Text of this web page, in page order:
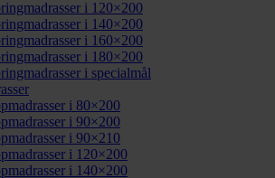
i 120×200
i 140×200
i 160×200
i 180×200
i specialmål
i 80×200
i 90×200
i 90×210
i 120×200
i 140×200